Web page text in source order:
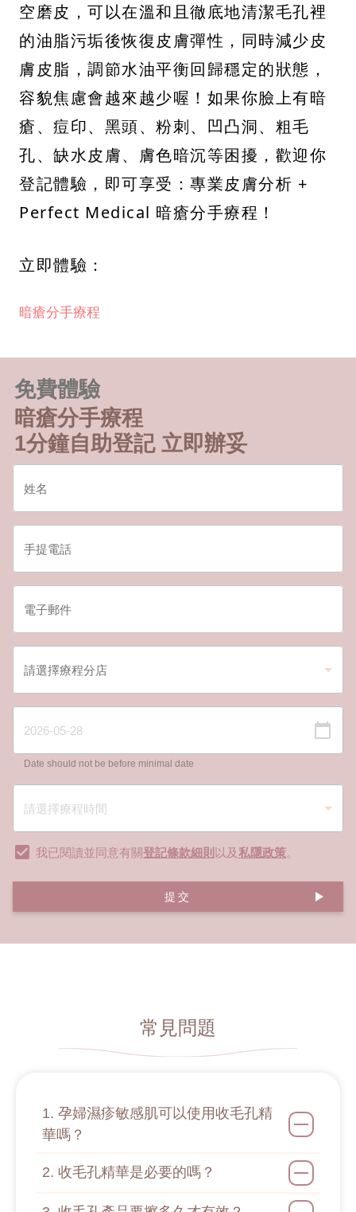
空磨皮，可以在溫和且徹底地清潔毛孔裡
的油脂污垢後恢復皮膚彈性，同時減少皮
膚皮脂，調節水油平衡回歸穩定的狀態，
容貌焦慮會越來越少喔！如果你臉上有暗
瘡、痘印、黑頭、粉刺、凹凸洞、粗毛
孔、缺水皮膚、膚色暗沉等困擾，歡迎你
登記體驗，即可享受：專業皮膚分析 +
Perfect Medical 暗瘡分手療程！
立即體驗：
暗瘡分手療程
免費體驗
暗瘡分手療程
1分鐘自助登記 立即辦妥
Date should not be before minimal date
我已閱讀並同意有關登記條款細則 以及私隱政策。
提交
常見問題
1. 孕婦濕疹敏感肌可以使用收毛孔精
華嗎？
2. 收毛孔精華是必要的嗎？